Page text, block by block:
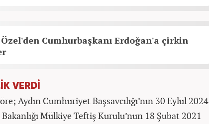
Cumhurbaşkanı Erdoğan'a çirkin
VERDİ
Aydın Cumhuriyet Başsavcılığı’nın 30 Eylül 2024
Mülkiye Teftiş Kurulu’nun 18 Şubat 2021